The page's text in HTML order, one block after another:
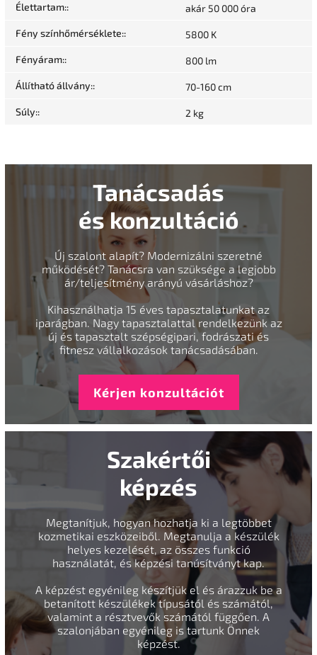
Élettartam:: akár 50 000 óra
Fény színhőmérséklete:: 5800 K
Fényáram:: 800 lm
Állítható állvány:: 70-160 cm
Súly:: 2 kg
Tanácsadás
és konzultáció
Új szalont alapít? Modernizálni szeretné
működését? Tanácsra van szüksége a legjobb
ár/teljesítmény arányú vásárláshoz?
Kihasználhatja 15 éves tapasztalatunkat az
iparágban. Nagy tapasztalattal rendelkezünk az
új és tapasztalt szépségipari, fodrászati és
fitnesz vállalkozások tanácsadásában.
Kérjen konzultációt
Szakértői
képzés
Megtanítjuk, hogyan hozhatja ki a legtöbbet
kozmetikai eszközeiből. Megtanulja a készülék
helyes kezelését, az összes funkció
használatát, és képzési tanúsítványt kap.
A képzést egyénileg készítjük el és árazzuk be a
betanított készülékek típusától és számától,
valamint a résztvevők számától függően. A
szalonjában egyénileg is tartunk Önnek
képzést.